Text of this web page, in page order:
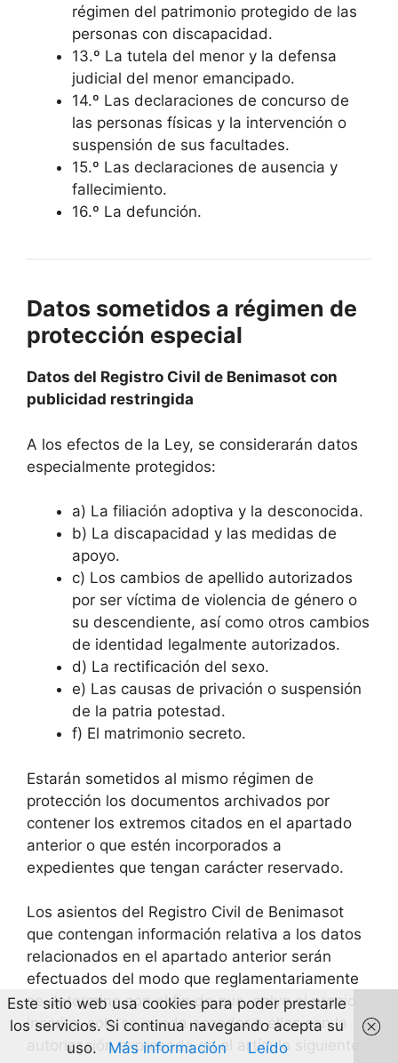
régimen del patrimonio protegido de las
personas con discapacidad.
13.º La tutela del menor y la defensa
judicial del menor emancipado.
14.º Las declaraciones de concurso de
las personas físicas y la intervención o
suspensión de sus facultades.
15.º Las declaraciones de ausencia y
fallecimiento.
16.º La defunción.
Datos sometidos a régimen de
protección especial
Datos del Registro Civil de Benimasot con
publicidad restringida
A los efectos de la Ley, se considerarán datos
especialmente protegidos:
a) La filiación adoptiva y la desconocida.
b) La discapacidad y las medidas de
apoyo.
c) Los cambios de apellido autorizados
por ser víctima de violencia de género o
su descendiente, así como otros cambios
de identidad legalmente autorizados.
d) La rectificación del sexo.
e) Las causas de privación o suspensión
de la patria potestad.
f) El matrimonio secreto.
Estarán sometidos al mismo régimen de
protección los documentos archivados por
contener los extremos citados en el apartado
anterior o que estén incorporados a
expedientes que tengan carácter reservado.
Los asientos del Registro Civil de Benimasot
que contengan información relativa a los datos
relacionados en el apartado anterior serán
efectuados del modo que reglamentariamente
se determine con el fin de que, salvo el propio
inscrito, solo se pueda acceder a ellos con la
autorización expresada en el artículo siguiente.
Este sitio web usa cookies para poder prestarle
los servicios. Si continua navegando acepta su
uso.
Más información Leído